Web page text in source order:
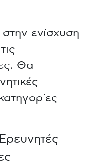
ενίσχυση
Θα